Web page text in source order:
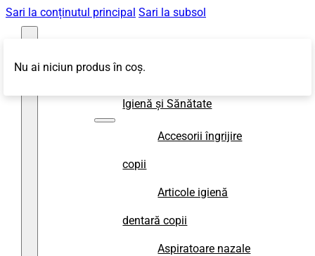
Sari la conținutul principal Sari la subsol
Igienă și Sănătate
Accesorii îngrijire
copii
Articole igienă
dentară copii
Aspiratoare nazale
Nu ai niciun produs în coș.